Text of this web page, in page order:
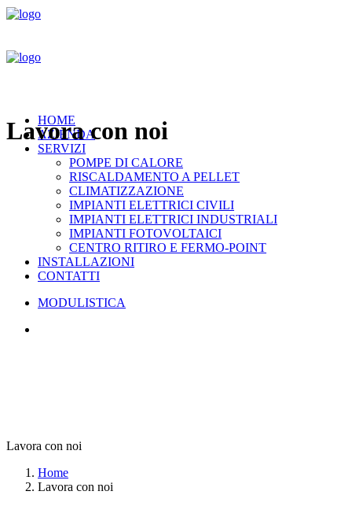
HOME
AZIENDA
SERVIZI
POMPE DI CALORE
RISCALDAMENTO A PELLET
CLIMATIZZAZIONE
IMPIANTI ELETTRICI CIVILI
IMPIANTI ELETTRICI INDUSTRIALI
IMPIANTI FOTOVOLTAICI
CENTRO RITIRO E FERMO-POINT
INSTALLAZIONI
CONTATTI
MODULISTICA
Lavora con noi
Lavora con noi
Home
Lavora con noi